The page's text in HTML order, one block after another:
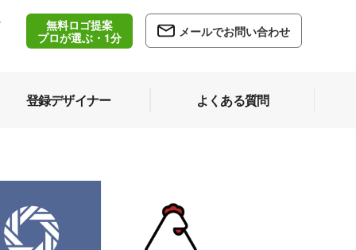
無料ロゴ提案
プロが選ぶ・1分
メールでお問い合わせ
登録デザイナー よくある質問